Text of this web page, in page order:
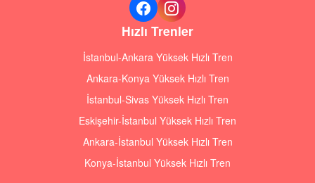
Hızlı Trenler
İstanbul-Ankara Yüksek Hızlı Tren
Ankara-Konya Yüksek Hızlı Tren
İstanbul-Sivas Yüksek Hızlı Tren
Eskişehir-İstanbul Yüksek Hızlı Tren
Ankara-İstanbul Yüksek Hızlı Tren
Konya-İstanbul Yüksek Hızlı Tren